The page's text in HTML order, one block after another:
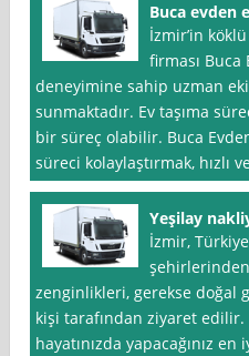
Buca evden
İzmir’in
firması Buca
deneyimine sahip uzman
sunmaktadır. Ev taşıma
bir süreç olabilir. Buca
süreci kolaylaştırmak, hızlı
Yeşilay
İzmir,
zenginlikleri, gerekse doğal
kişi tarafından ziyaret edilir.
hayatınızda yapacağınız